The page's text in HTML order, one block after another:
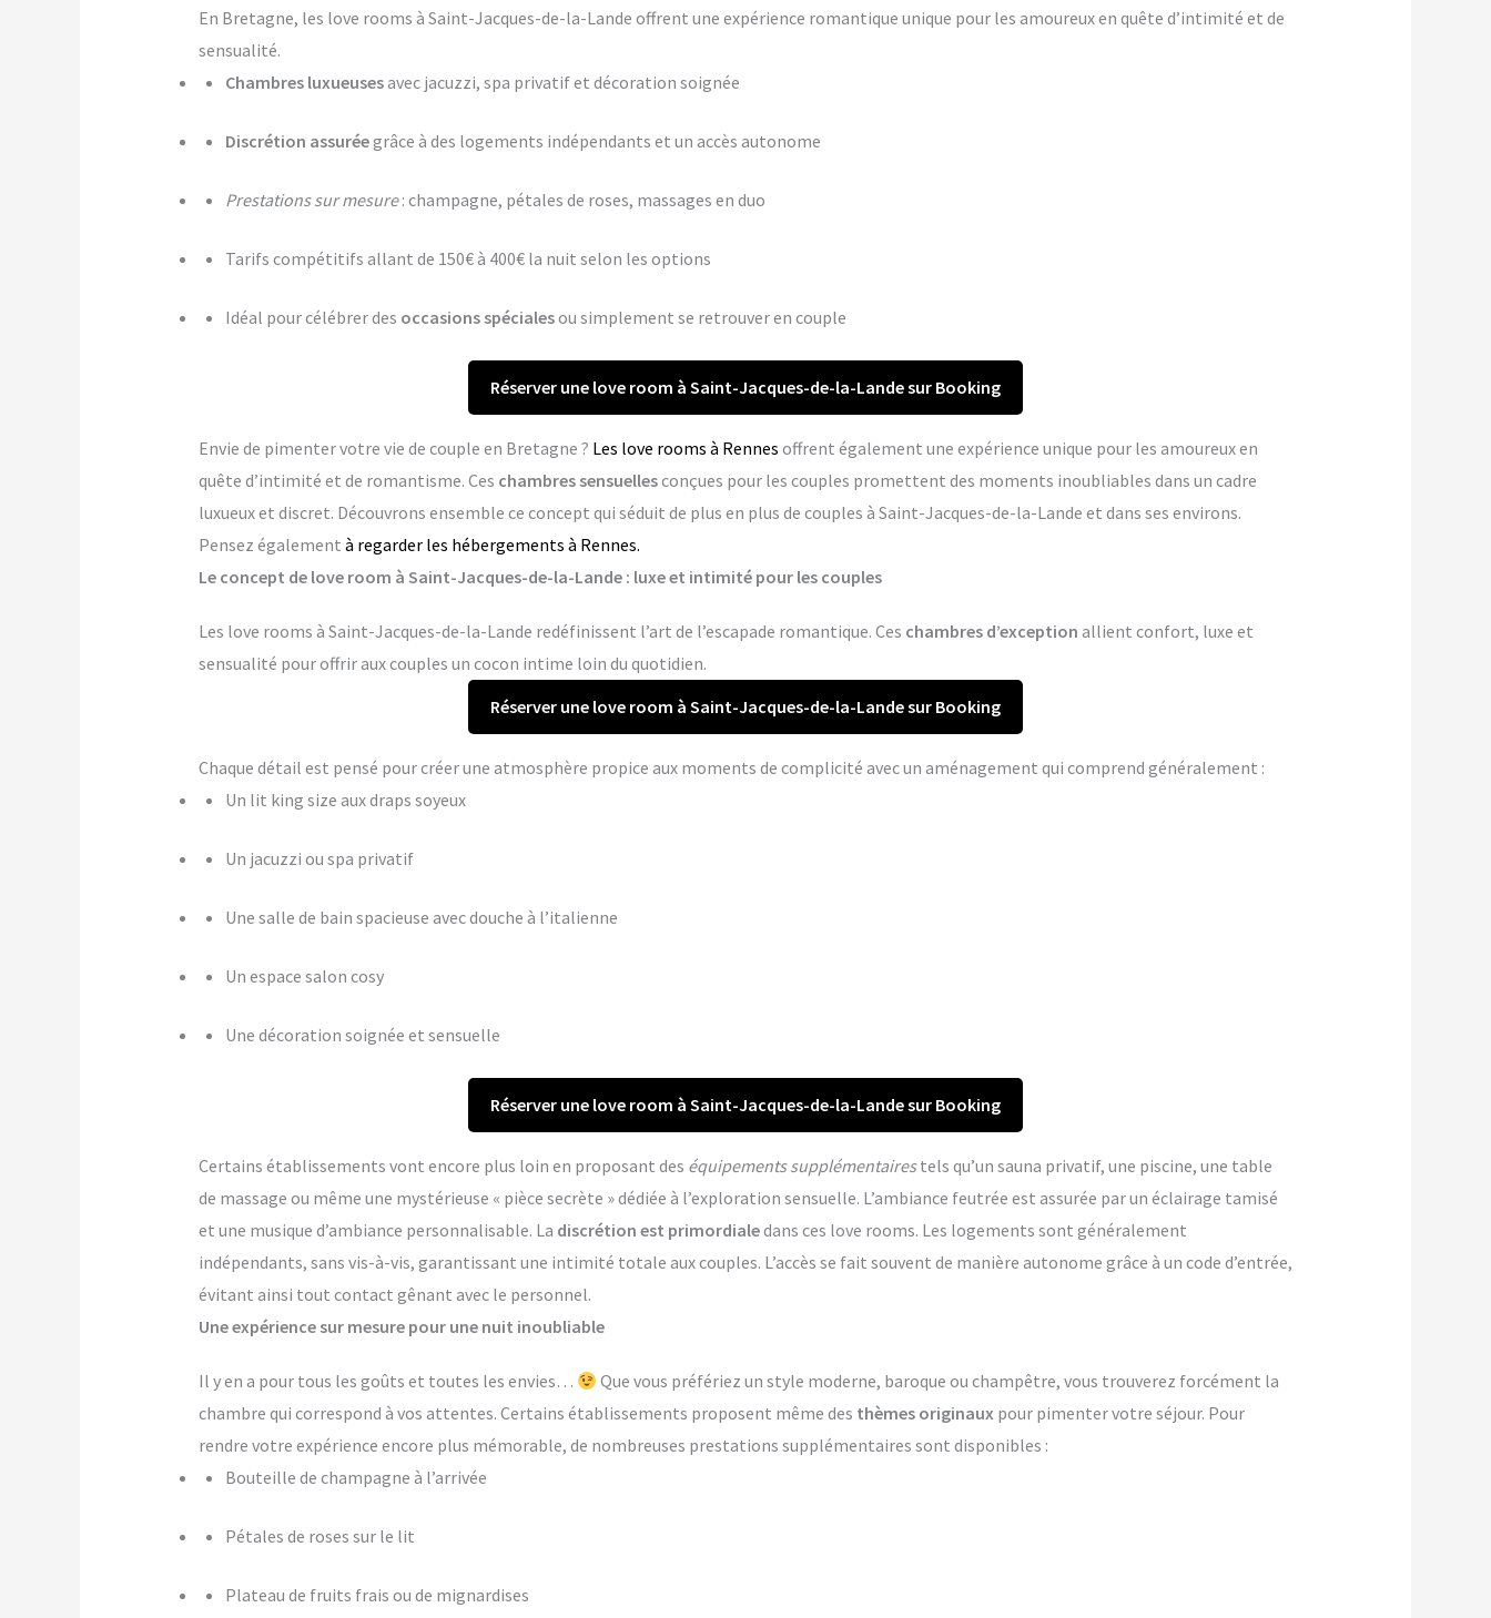
En Bretagne, les love rooms à Saint-Jacques-de-la-Lande offrent une expérience romantique unique pour les amoureux en quête d’intimité et de
sensualité.
Chambres luxueusesavec jacuzzi, spa privatif et décoration soignée
Discrétion assuréegrâce à des logements indépendants et un accès autonome
Prestations sur mesure: champagne, pétales de roses, massages en duo
Tarifs compétitifs allant de 150€ à 400€ la nuit selon les options
Idéal pour célébrer des occasions spécialesou simplement se retrouver en couple
Réserver une love room à Saint-Jacques-de-la-Lande sur Booking
Envie de pimenter votre vie de couple en Bretagne ? Les love rooms à Rennes offrent également une expérience unique pour les amoureux en
quête d’intimité et de romantisme. Ces chambres sensuellesconçues pour les couples promettent des moments inoubliables dans un cadre
luxueux et discret. Découvrons ensemble ce concept qui séduit de plus en plus de couples à Saint-Jacques-de-la-Lande et dans ses environs.
Pensez également à regarder les hébergements à Rennes.
Le concept de love room à Saint-Jacques-de-la-Lande : luxe et intimité pour les couples
Les love rooms à Saint-Jacques-de-la-Lande redéfinissent l’art de l’escapade romantique. Ces chambres d’exception allient confort, luxe et
sensualité pour offrir aux couples un cocon intime loin du quotidien.
Réserver une love room à Saint-Jacques-de-la-Lande sur Booking
Chaque détail est pensé pour créer une atmosphère propice aux moments de complicité avec un aménagement qui comprend généralement :
Un lit king size aux draps soyeux
Un jacuzzi ou spa privatif
Une salle de bain spacieuse avec douche à l’italienne
Un espace salon cosy
Une décoration soignée et sensuelle
Réserver une love room à Saint-Jacques-de-la-Lande sur Booking
Certains établissements vont encore plus loin en proposant des équipements supplémentairestels qu’un sauna privatif, une piscine, une table
de massage ou même une mystérieuse « pièce secrète » dédiée à l’exploration sensuelle. L’ambiance feutrée est assurée par un éclairage tamisé
et une musique d’ambiance personnalisable. La discrétion est primordialedans ces love rooms. Les logements sont généralement
indépendants, sans vis-à-vis, garantissant une intimité totale aux couples. L’accès se fait souvent de manière autonome grâce à un code d’entrée,
évitant ainsi tout contact gênant avec le personnel.
Une expérience sur mesure pour une nuit inoubliable
Il y en a pour tous les goûts et toutes les envies…
Que vous préfériez un style moderne, baroque ou champêtre, vous trouverez forcément la
chambre qui correspond à vos attentes. Certains établissements proposent même des thèmes originaux pour pimenter votre séjour. Pour
rendre votre expérience encore plus mémorable, de nombreuses prestations supplémentaires sont disponibles :
Bouteille de champagne à l’arrivée
Pétales de roses sur le lit
Plateau de fruits frais ou de mignardises